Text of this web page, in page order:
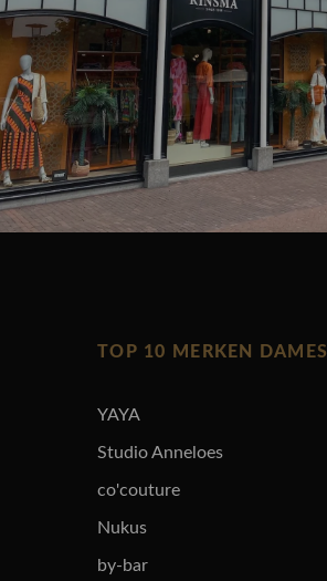
TOP 10 MERKEN DAMES
YAYA
Studio Anneloes
co'couture
Nukus
by-bar